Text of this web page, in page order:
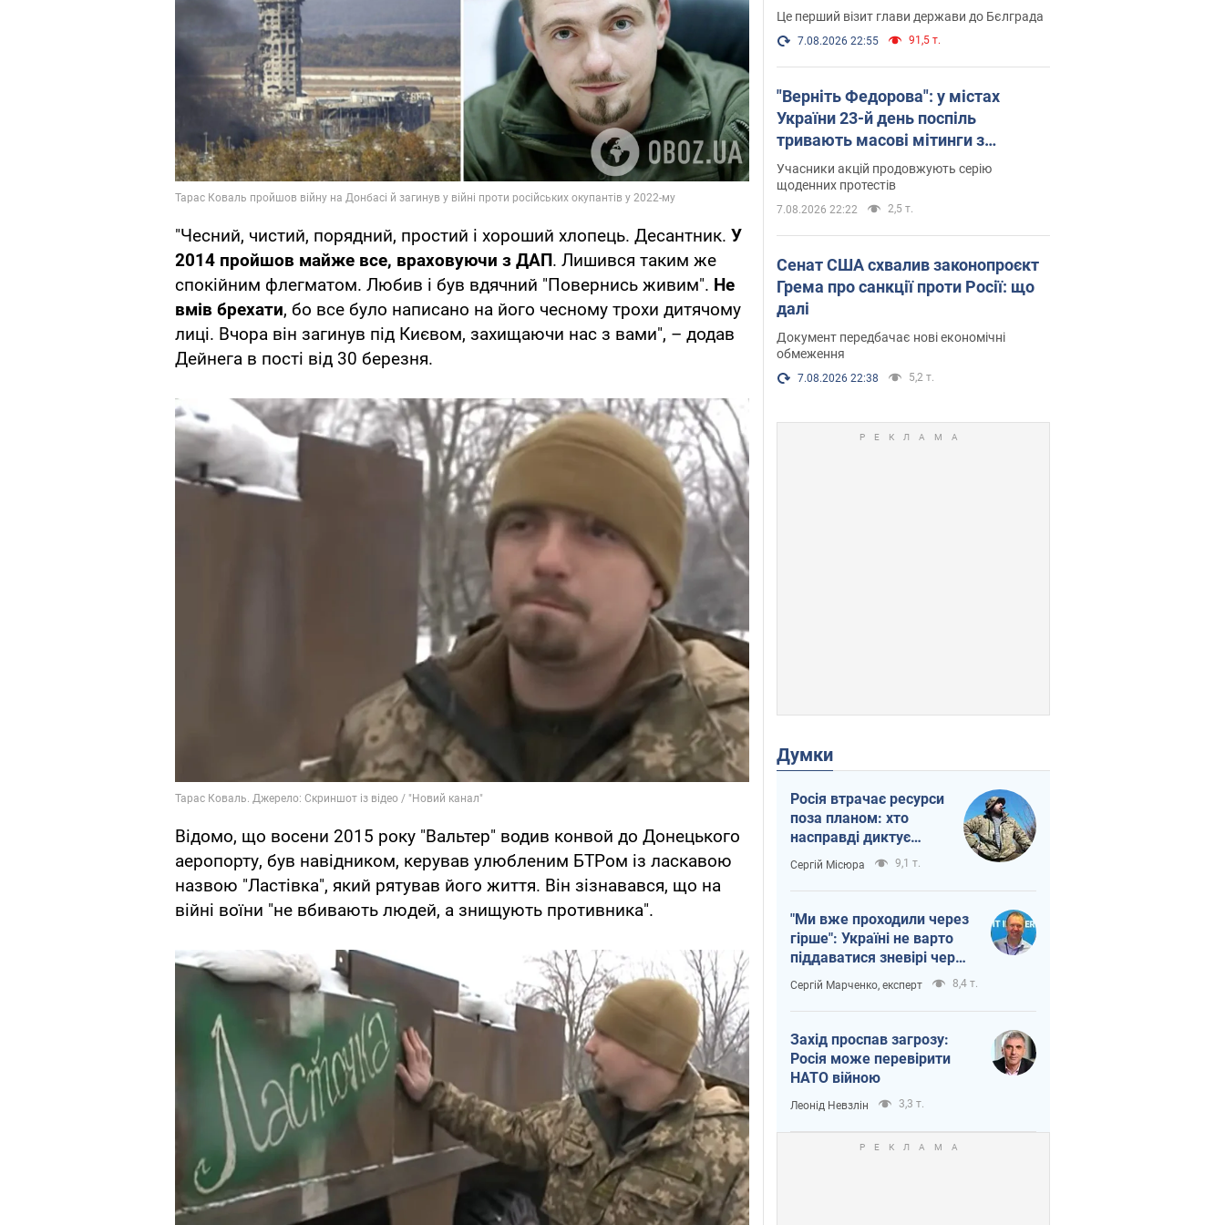
"Чесний, чистий, порядний, простий і хороший хлопець. Десантник. У
2014 пройшов майже все, враховуючи з ДАП. Лишився таким же
спокійним флегматом. Любив і був вдячний "Повернись живим". Не
вмів брехати, бо все було написано на його чесному трохи дитячому
лиці. Вчора він загинув під Києвом, захищаючи нас з вами", – додав
Дейнега в пості від 30 березня.
Відомо, що восени 2015 року "Вальтер" водив конвой до Донецького
аеропорту, був навідником, керував улюбленим БТРом із ласкавою
назвою "Ластівка", який рятував його життя. Він зізнавався, що на
війні воїни "не вбивають людей, а знищують противника".
Це перший візит глави держави до Бєлграда
7.08.2026 22:55 91,5 т.
"Верніть Федорова": у містах
України 23-й день поспіль
тривають масові мітинги з
картонками. Фото і відео
Учасники акцій продовжують серію
щоденних протестів
7.08.2026 22:22 2,5 т.
Сенат США схвалив законопроєкт
Грема про санкції проти Росії: що
далі
Документ передбачає нові економічні
обмеження
7.08.2026 22:38 5,2 т.
Думки
Росія втрачає ресурси
поза планом: хто
насправді диктує
темп війни
Сергій Місюра 9,1 т.
"Ми вже проходили через
гірше": Україні не варто
піддаватися зневірі через
ракетний терор
Сергій Марченко, експерт 8,4 т.
Захід проспав загрозу:
Росія може перевірити
НАТО війною
Леонід Невзлін 3,3 т.